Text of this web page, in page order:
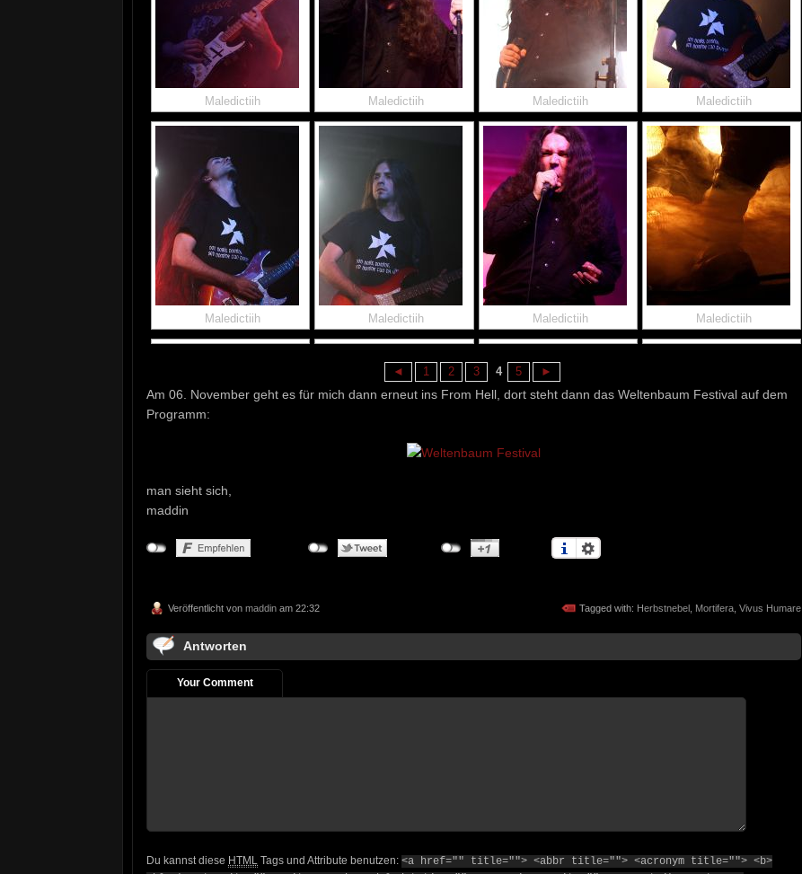
Maledictiih Maledictiih Maledictiih Maledictiih
Maledictiih Maledictiih Maledictiih Maledictiih
◄ 1 2 3 4 5 ►
Am 06. November geht es für mich dann erneut ins From Hell, dort steht dann das Weltenbaum Festival auf dem
Programm:
man sieht sich,
maddin
Veröffentlicht von maddin am 22:32 Tagged with: Herbstnebel Mortifera Vivus Humare
Antworten
Your Comment
Du kannst diese HTML Tags und Attribute benutzen: <a href="" title=""> <abbr title=""> <acronym title=""> <b>